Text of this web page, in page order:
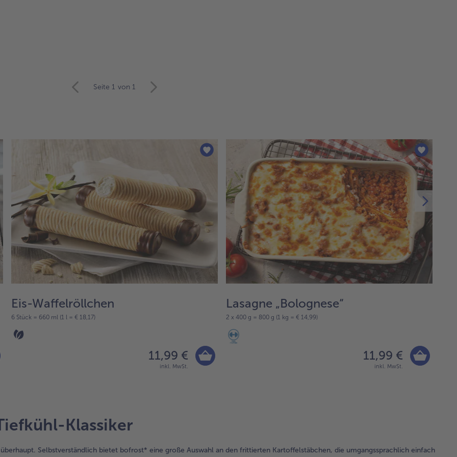
Seite 1 von 1
Eis-Waffelröllchen
6 Stück = 660 ml (1 l = € 18,17)
11,99 €
inkl. MwSt.
Lasagne „Bolognese“
2 x 400 g = 800 g (1 kg = € 14,99)
11,99 €
inkl. MwSt.
Klassiker
Selbstverständlich bietet bofrost* eine große Auswahl an den frittierten Kartoffelstäbchen, die umgangssprachlich einfach